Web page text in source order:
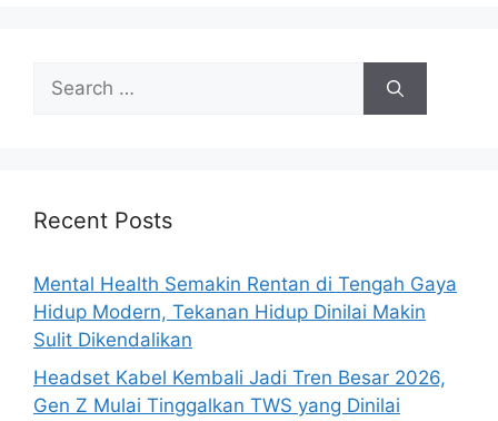
h
r
:
Recent Posts
Mental Health Semakin Rentan di Tengah Gaya
Hidup Modern, Tekanan Hidup Dinilai Makin
Sulit Dikendalikan
Headset Kabel Kembali Jadi Tren Besar 2026,
Gen Z Mulai Tinggalkan TWS yang Dinilai